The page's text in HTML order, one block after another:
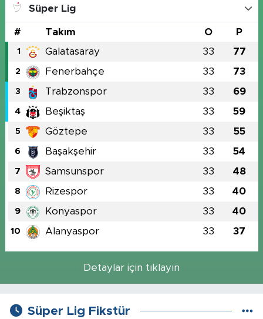
Süper Lig
# Takım O P
1 Galatasaray 33 77
2 Fenerbahçe 33 73
3 Trabzonspor 33 69
4 Beşiktaş 33 59
5 Göztepe 33 55
6 Başakşehir 33 54
7 Samsunspor 33 48
8 Rizespor 33 40
9 Konyaspor 33 40
10 Alanyaspor 33 37
Detaylar için tıklayın
Süper Lig Fikstür